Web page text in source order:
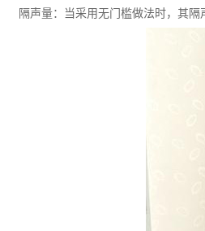
隔声量：当采用无门槛做法时，其隔